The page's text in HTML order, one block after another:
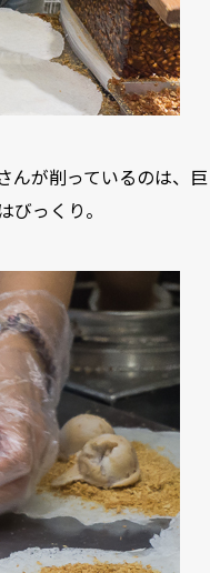
んが削っているのは、巨
っくり。